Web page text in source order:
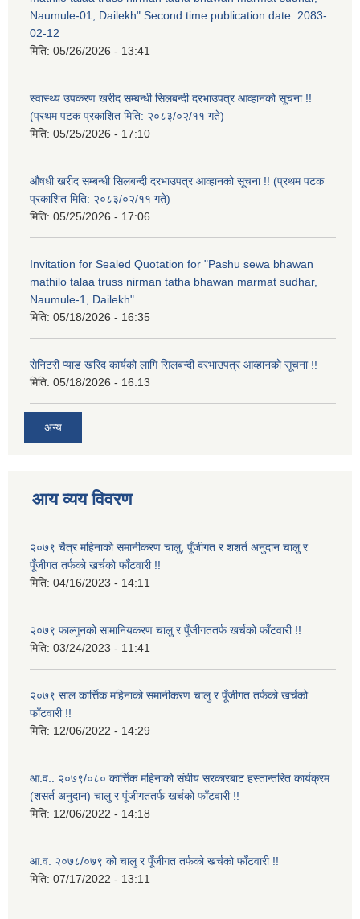
Naumule-01, Dailekh" Second time publication date: 2083-
02-12
मिति: 05/26/2026 - 13:41
स्वास्थ्य उपकरण खरीद सम्बन्धी सिलबन्दी दरभाउपत्र आव्हानको सूचना !!
(प्रथम पटक प्रकाशित मिति: २०८३/०२/११ गते)
मिति: 05/25/2026 - 17:10
औषधी खरीद सम्बन्धी सिलबन्दी दरभाउपत्र आव्हानको सूचना !! (प्रथम पटक
प्रकाशित मिति: २०८३/०२/११ गते)
मिति: 05/25/2026 - 17:06
Invitation for Sealed Quotation for "Pashu sewa bhawan
mathilo talaa truss nirman tatha bhawan marmat sudhar,
Naumule-1, Dailekh"
मिति: 05/18/2026 - 16:35
सेनिटरी प्याड खरिद कार्यको लागि सिलबन्दी दरभाउपत्र आव्हानको सूचना !!
मिति: 05/18/2026 - 16:13
अन्य
आय व्यय विवरण
२०७९ चैत्र महिनाको समानीकरण चालु, पूँजीगत र शशर्त अनुदान चालु र
पूँजीगत तर्फको खर्चको फाँटवारी !!
मिति: 04/16/2023 - 14:11
२०७९ फाल्गुनको सामानियकरण चालु र पुँजीगततर्फ खर्चको फाँटवारी !!
मिति: 03/24/2023 - 11:41
२०७९ साल कार्त्तिक महिनाको समानीकरण चालु र पूँजीगत तर्फको खर्चको
फाँटवारी !!
मिति: 12/06/2022 - 14:29
आ.व.. २०७९/०८० कार्त्तिक महिनाको संघीय सरकारबाट हस्तान्तरित कार्यक्रम
(शसर्त अनुदान) चालु र पूंजीगततर्फ खर्चको फाँटवारी !!
मिति: 12/06/2022 - 14:18
आ.व. २०७८/०७९ को चालु र पूँजीगत तर्फको खर्चको फाँटवारी !!
मिति: 07/17/2022 - 13:11